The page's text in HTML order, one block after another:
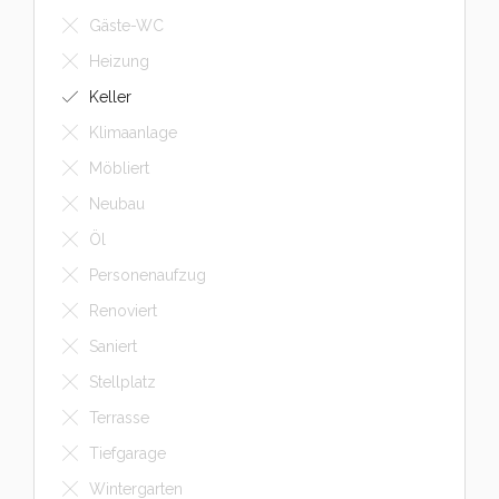
Gäste-WC
Heizung
Keller
Klimaanlage
Möbliert
Neubau
Öl
Personenaufzug
Renoviert
Saniert
Stellplatz
Terrasse
Tiefgarage
Wintergarten